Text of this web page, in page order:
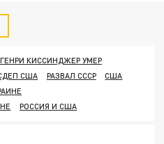
ГЕНРИ КИССИНДЖЕР УМЕР
США РАЗВАЛ СССР
США
РОССИЯ И США